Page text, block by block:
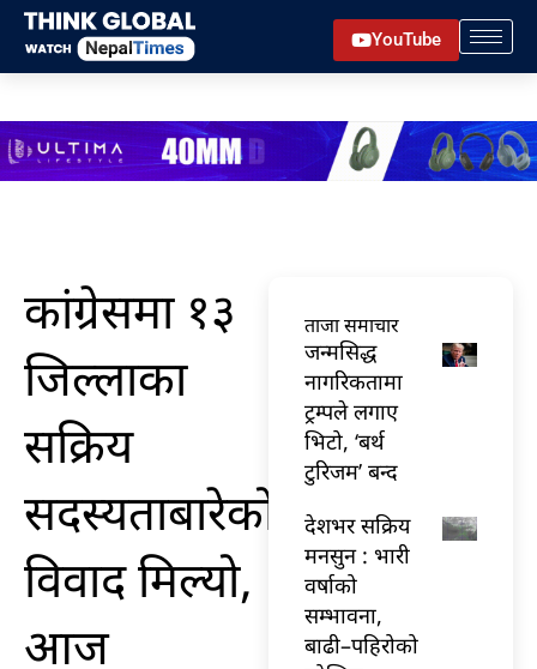
Skip
content
YouTube
कांग्रेसमा १३
जिल्लाका
सक्रिय
सदस्यताबारेको
विवाद मिल्यो,
आज
ताजा समाचार
जन्मसिद्ध
नागरिकतामा
ट्रम्पले लगाए
भिटो, ‘बर्थ
टुरिजम’ बन्द
देशभर सक्रिय
मनसुन : भारी
वर्षाको
सम्भावना,
बाढी–पहिरोको